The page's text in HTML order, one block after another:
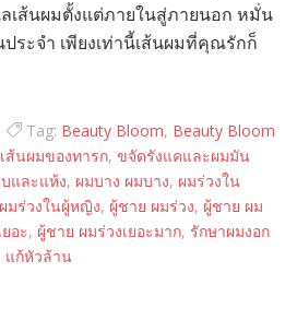
เส้นผมตั้งแต่ภายในสู่ภายนอก หมั่น
ระจำ เพียงเท่านี้เส้นผมที่คุณรักก็
Tag: Beauty Bloom, Beauty Bloom
ส้นผมของทารก, ขจัดรังแคและผมมัน
และแห้ง, ผมบาง ผมบาง, ผมร่วงใน
ผมร่วงในผู้หญิง, ผู้ชาย ผมร่วง, ผู้ชาย ผม
อะ, ผู้ชาย ผมร่วงเยอะมาก, รักษาผมงอก
แก้หัวล้าน